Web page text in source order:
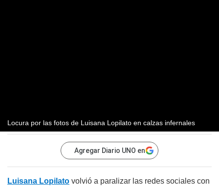
Locura por las fotos de Luisana Lopilato en calzas infernales
Agregar Diario UNO en
Luisana Lopilato volvió a paralizar las redes sociales con